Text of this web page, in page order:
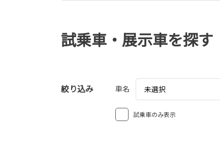
試乗車・展示車を探す
絞り込み 車名 未選択
試乗車のみ表示